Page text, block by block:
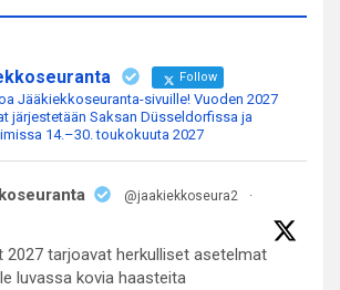
Follow
Jääkiekkoseuranta-sivuille! Vuoden 2027
järjestetään Saksan Düsseldorfissa ja
14.–30. toukokuuta 2027
@jaakiekkoseura2
·
2027 tarjoavat herkulliset asetelmat
luvassa kovia haasteita